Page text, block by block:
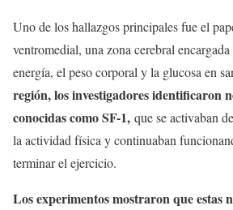
Uno de los hallazgos principales fue el
ventromedial, una zona cerebral
energía, el peso corporal y la glucosa en
región, los investigadores identificaron
conocidas como SF-1, que se activaban
la actividad física y continuaban
terminar el ejercicio.
Los experimentos mostraron que estas